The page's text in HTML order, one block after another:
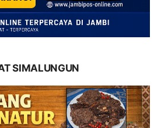
SIMALUNGUN